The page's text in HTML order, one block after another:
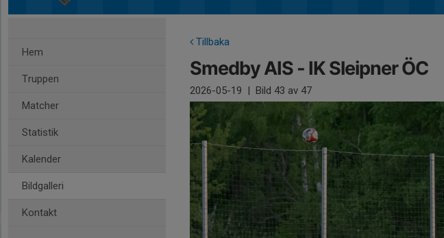
Hem
Truppen
Matcher
Statistik
Kalender
Bildgalleri
Kontakt
Tillbaka
Smedby AIS - IK Sleipner ÖC
2026-05-19 | Bild 43 av 47